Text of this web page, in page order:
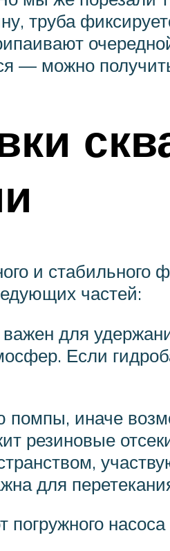
труба
— можно
и стабильного
частей:
для
Если
иначе
резиновые
для
погружного